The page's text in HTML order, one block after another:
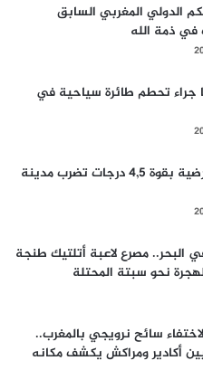
الدولي المغربي السابق
في ذمة الله
شخصا جراء تحطم طائرة سياحية في
فنزويلا.. هزة أرضية بقوة 4,5 درجات تضرب مدينة
البحر.. مصرع لاعبة أتلتيك طنجة
نحو سبتة المحتلة
سائح نرويجي بالمغرب..
أكادير ومراكش يكشف مكانه